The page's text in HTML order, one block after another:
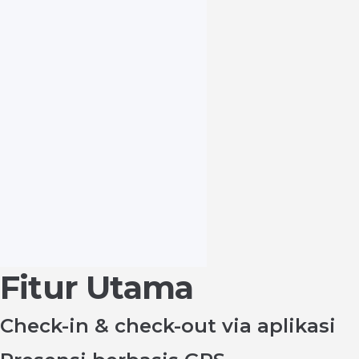
Fitur Utama
Check-in & check-out via aplikasi